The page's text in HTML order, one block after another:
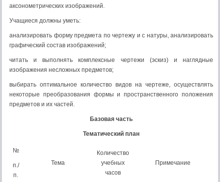
аксонометрических изображений.
Учащиеся должны уметь:
анализировать форму предмета по чертежу и с натуры, ана­лизировать
графический состав изображений;
читать и выполнять комплексные чертежи (эскиз) и нагляд­ные
изображения несложных предметов;
выбирать оптимальное количество видов на чертеже, осуще­ствлять
некоторые преобразования формы и пространственного положения
предметов и их частей.
Базовая часть
Тематический план
№
п./
п.
Тема
Количество
учебных
часов
Примечание